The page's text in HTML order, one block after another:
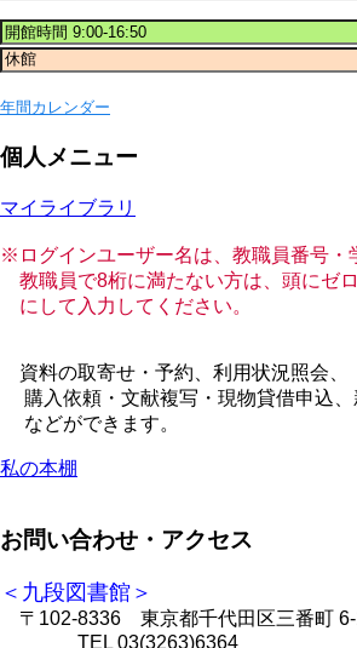
年間カレンダー
個人メニュー
マイライブラリ
※ログインユーザー名は、教職員番号・
教職員で8桁に満たない方は、頭にゼ
にして入力してください。
資料の取寄せ・予約、利用状況照会、
購入依頼・文献複写・現物貸借申込、
などができます。
私の本棚
お問い合わせ・アクセス
＜九段図書館＞
〒102-8336 東京都千代田区三番町
TEL 03(3263)6364